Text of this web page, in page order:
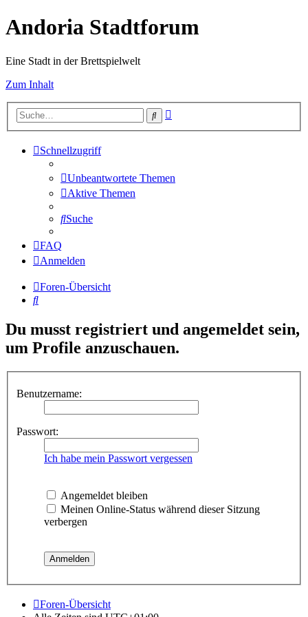
Andoria Stadtforum
Eine Stadt in der Brettspielwelt
Zum Inhalt
Suche
Schnellzugriff
Unbeantwortete Themen
Aktive Themen
Suche
FAQ
Anmelden
Foren-Übersicht
Suche
Du musst registriert und angemeldet sein,
um Profile anzuschauen.
Benutzername:
Passwort:
Ich habe mein Passwort vergessen
Angemeldet bleiben
Meinen Online-Status während dieser Sitzung
verbergen
Foren-Übersicht